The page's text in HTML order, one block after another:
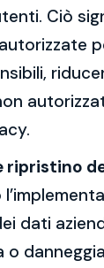
Ciò
ripristino
dati
o